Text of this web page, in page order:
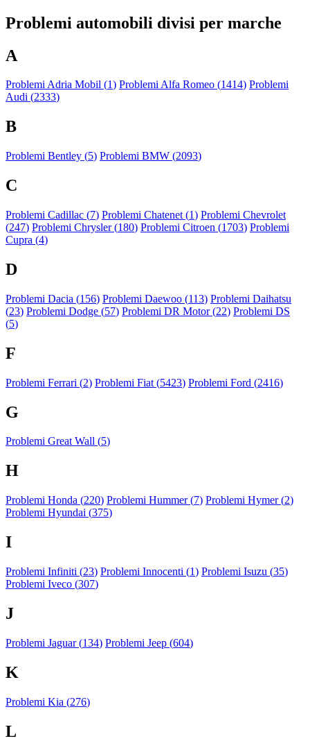
Problemi automobili divisi per marche
A
Problemi Adria Mobil (1) Problemi Alfa Romeo (1414) Problemi
Audi (2333)
B
Problemi Bentley (5) Problemi BMW (2093)
C
Problemi Cadillac (7) Problemi Chatenet (1) Problemi Chevrolet
(247) Problemi Chrysler (180) Problemi Citroen (1703) Problemi
Cupra (4)
D
Problemi Dacia (156) Problemi Daewoo (113) Problemi Daihatsu
(23) Problemi Dodge (57) Problemi DR Motor (22) Problemi DS
(5)
F
Problemi Ferrari (2) Problemi Fiat (5423) Problemi Ford (2416)
G
Problemi Great Wall (5)
H
Problemi Honda (220) Problemi Hummer (7) Problemi Hymer (2)
Problemi Hyundai (375)
I
Problemi Infiniti (23) Problemi Innocenti (1) Problemi Isuzu (35)
Problemi Iveco (307)
J
Problemi Jaguar (134) Problemi Jeep (604)
K
Problemi Kia (276)
L